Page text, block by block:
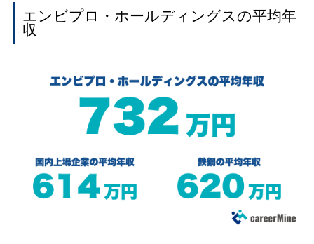
エンビプロ・ホールディングスの平均年
収